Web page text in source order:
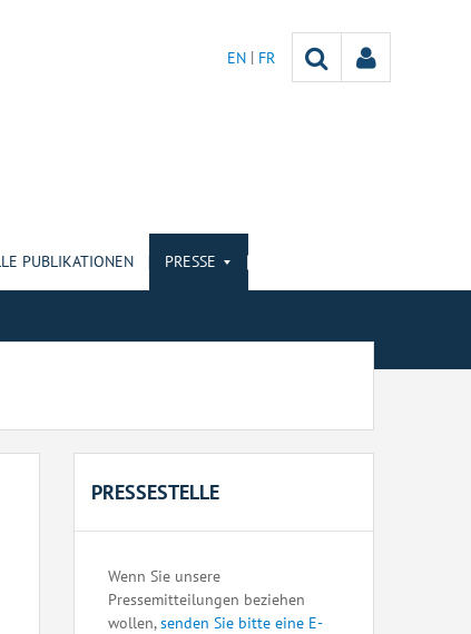
EN FR
PUBLIKATIONEN PRESSE
PRESSESTELLE
Wenn Sie unsere
Pressemitteilungen beziehen
wollen,senden Sie bitte eine E-